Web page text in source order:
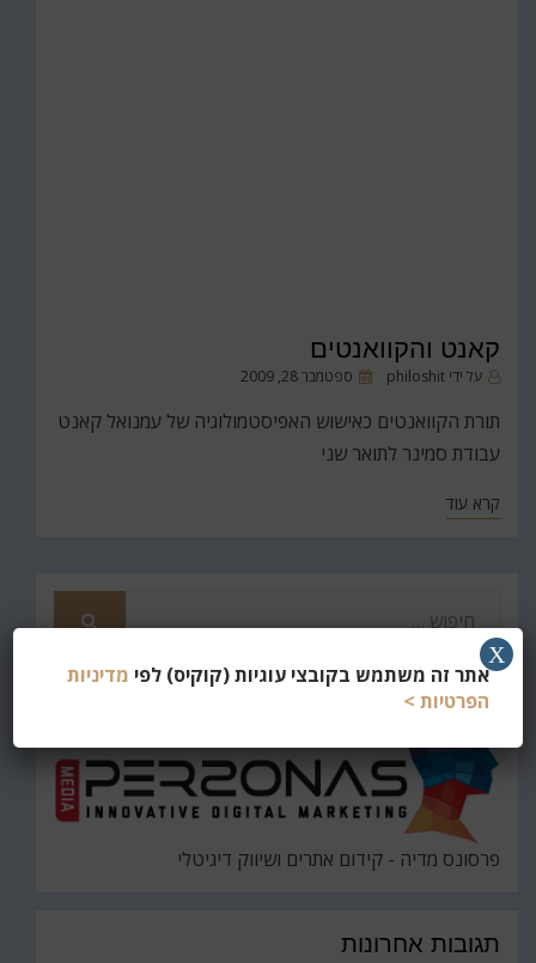
קאנט והקוואנטים
על ידי philoshit
פורסםספטמבר 28, 2009
תורת הקוואנטים כאישוש האפיסטמולוגיה של עמנואל קאנט
עבודת סמינר לתואר שני
קרא עוד
את
פרסונס מדיה - קידום אתרים ושיווק דיגיטלי
תגובות אחרונות
אתר זה משתמש בקובצי עוגיות (קוקיס) לפי מדיניות
הפרטיות >
X